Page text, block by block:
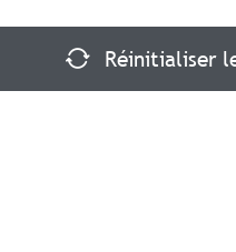
Réinitialiser